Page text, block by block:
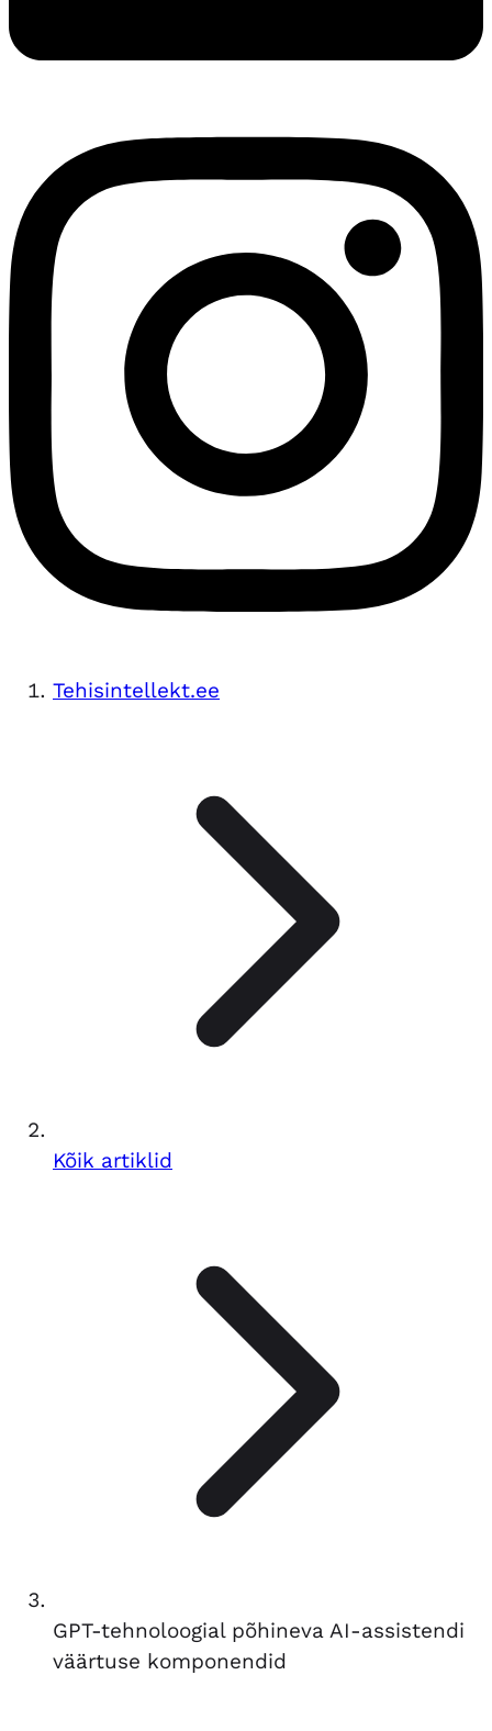
Tehisintellekt.ee
Kõik artiklid
GPT-tehnoloogial põhineva AI-assistendi
väärtuse komponendid